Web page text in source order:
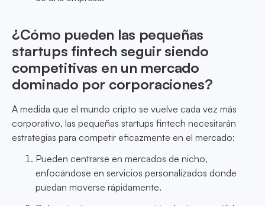
¿Cómo pueden las pequeñas
startups fintech seguir siendo
competitivas en un mercado
dominado por corporaciones?
A medida que el mundo cripto se vuelve cada vez más
corporativo, las pequeñas startups fintech necesitarán
estrategias para competir eficazmente en el mercado:
Pueden centrarse en mercados de nicho,
enfocándose en servicios personalizados donde
puedan moverse rápidamente.